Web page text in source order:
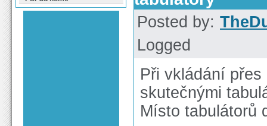
Posted by:
Logged
Při vkládání
skutečnými
Místo tabulátorů